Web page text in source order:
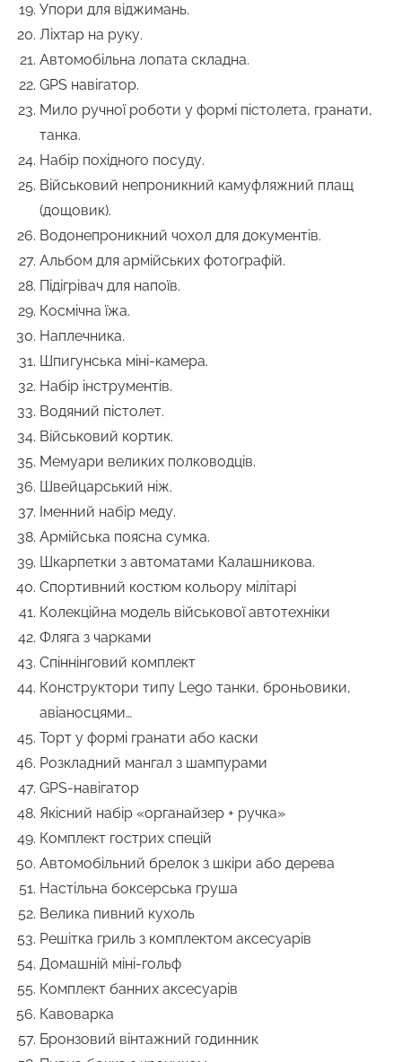
Упори для віджимань.
Ліхтар на руку.
Автомобільна лопата складна.
GPS навігатор.
Мило ручної роботи у формі пістолета, гранати,
танка.
Набір похідного посуду.
Військовий непроникний камуфляжний плащ
(дощовик).
Водонепроникний чохол для документів.
Альбом для армійських фотографій.
Підігрівач для напоїв.
Космічна їжа.
Наплечника.
Шпигунська міні-камера.
Набір інструментів.
Водяний пістолет.
Військовий кортик.
Мемуари великих полководців.
Швейцарський ніж.
Іменний набір меду.
Армійська поясна сумка.
Шкарпетки з автоматами Калашникова.
Спортивний костюм кольору мілітарі
Колекційна модель військової автотехніки
Фляга з чарками
Спіннінговий комплект
Конструктори типу Lego танки, броньовики,
авіаносцями…
Торт у формі гранати або каски
Розкладний мангал з шампурами
GPS-навігатор
Якісний набір «органайзер + ручка»
Комплект гострих спецій
Автомобільний брелок з шкіри або дерева
Настільна боксерська груша
Велика пивний кухоль
Решітка гриль з комплектом аксесуарів
Домашній міні-гольф
Комплект банних аксесуарів
Кавоварка
Бронзовий вінтажний годинник